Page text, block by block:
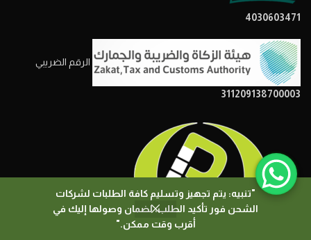
"تنبيه: يتم تجهيز وتسليم كافة الطلبات لشركات
الشحن فور تأكيد الطلب، لضمان وصولها إليك في
أقرب وقت ممكن."
4030603471
الرقم الضريبي
311209138700003